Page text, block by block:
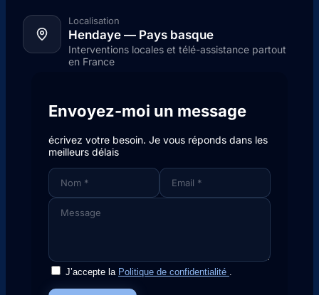
Localisation
Hendaye — Pays basque
Interventions locales et télé-assistance partout
en France
Envoyez-moi un message
écrivez votre besoin. Je vous réponds dans les
meilleurs délais
J’accepte la Politique de confidentialité .